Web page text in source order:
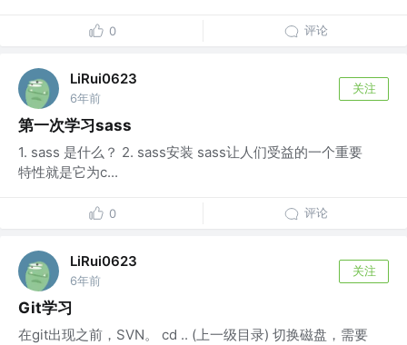
0 评论
LiRui0623
6年前
关注
第一次学习sass
1. sass 是什么？ 2. sass安装 sass让人们受益的一个重要
特性就是它为c...
0 评论
LiRui0623
6年前
关注
Git学习
在git出现之前，SVN。 cd .. (上一级目录) 切换磁盘，需要